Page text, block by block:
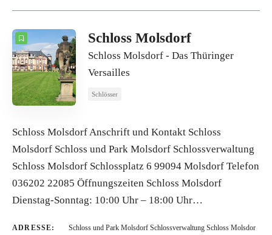
Schloss Molsdorf
Schloss Molsdorf - Das Thüringer
Versailles
Schlösser
Schloss Molsdorf Anschrift und Kontakt Schloss
Molsdorf Schloss und Park Molsdorf Schlossverwaltung
Schloss Molsdorf Schlossplatz 6 99094 Molsdorf Telefon
036202 22085 Öffnungszeiten Schloss Molsdorf
Dienstag-Sonntag: 10:00 Uhr – 18:00 Uhr…
ADRESSE:
Schloss und Park Molsdorf Schlossverwaltung Schloss Molsdor